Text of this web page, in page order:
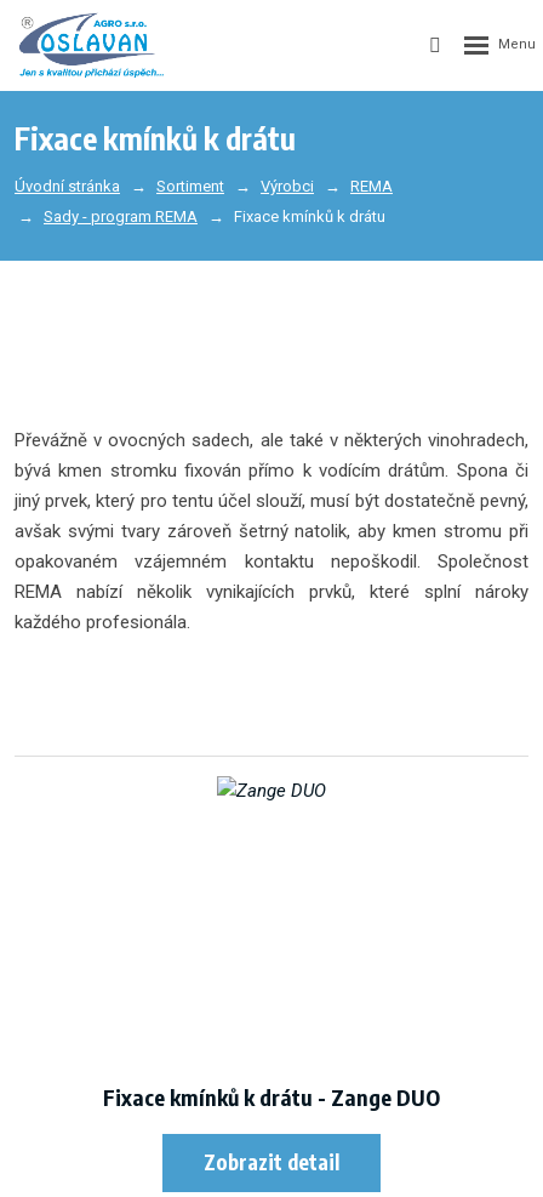
Fixace kmínků k drátu
Úvodní stránka Sortiment Výrobci
REMA
Sady - program REMA
Fixace kmínků k drátu
Převážně v ovocných sadech, ale také v některých vinohradech,
bývá kmen stromku fixován přímo k vodícím drátům. Spona či
jiný prvek, který pro tentu účel slouží, musí být dostatečně pevný,
avšak svými tvary zároveň šetrný natolik, aby kmen stromu při
opakovaném vzájemném kontaktu nepoškodil. Společnost
REMA nabízí několik vynikajících prvků, které splní nároky
každého profesionála.
Fixace kmínků k drátu - Zange DUO